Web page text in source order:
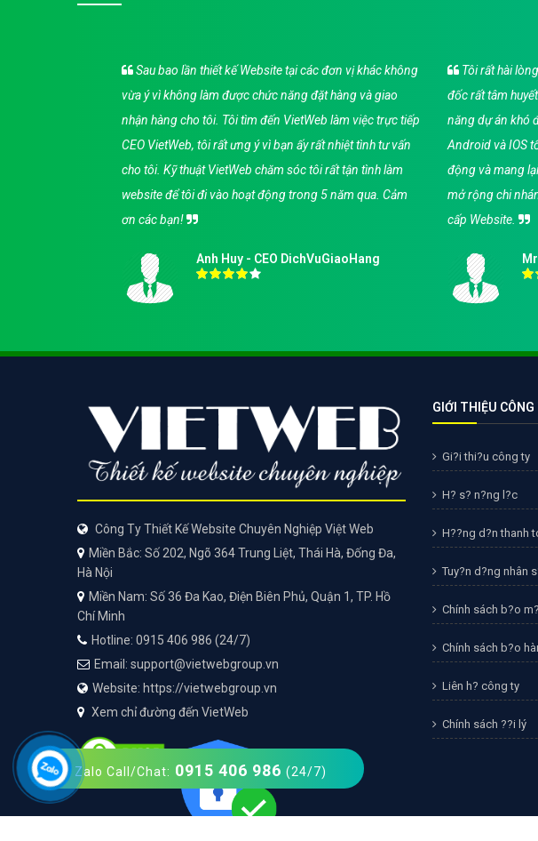
Sau bao lần thiết kế Website tại các đơn vị khác không
vừa ý vì không làm được chức năng đặt hàng và giao
nhận hàng cho tôi. Tôi tìm đến VietWeb làm việc trực tiếp
CEO VietWeb, tôi rất ưng ý vì bạn ấy rất nhiệt tình tư vấn
cho tôi. Kỹ thuật VietWeb chăm sóc tôi rất tận tình làm
website để tôi đi vào hoạt động trong 5 năm qua. Cảm
ơn các bạn!
Anh Huy - CEO DichVuGiaoHang
Tôi rất hài
đốc rất tâm
năng dự án khó
Android và IOS
động và mang
mở rộng chi
cấp Website.
Zalo Call/Chat: 0915 406 986 (24/7)
Công Ty Thiết Kế Website Chuyên Nghiệp Việt Web
Miền Bắc: Số 202, Ngõ 364 Trung Liệt, Thái Hà, Đống Đa,
Hà Nội
Miền Nam: Số 36 Đa Kao, Điện Biên Phủ, Quận 1, TP. Hồ
Chí Minh
Hotline: 0915 406 986 (24/7)
Email: support@vietwebgroup.vn
Website: https://vietwebgroup.vn
Xem chỉ đường đến VietWeb
GIỚI THIỆU CÔNG
Gi?i thi?u công ty
H? s? n?ng l?c
H??ng d?n thanh
Tuy?n d?ng nhân
Chính sách b?o
Chính sách b?o
Liên h? công ty
Chính sách ??i lý